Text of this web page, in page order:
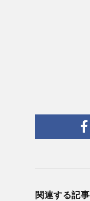
関連する記事